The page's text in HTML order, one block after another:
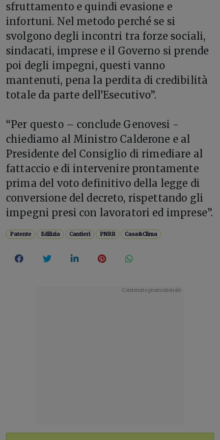
sfruttamento e quindi evasione e
infortuni. Nel metodo perché se si
svolgono degli incontri tra forze sociali,
sindacati, imprese e il Governo si prende
poi degli impegni, questi vanno
mantenuti, pena la perdita di credibilità
totale da parte dell’Esecutivo”.
“Per questo – conclude Genovesi -
chiediamo al Ministro Calderone e al
Presidente del Consiglio di rimediare al
fattaccio e di intervenire prontamente
prima del voto definitivo della legge di
conversione del decreto, rispettando gli
impegni presi con lavoratori ed imprese”.
Patente Edilizia Cantieri PNRR Casa&Clima